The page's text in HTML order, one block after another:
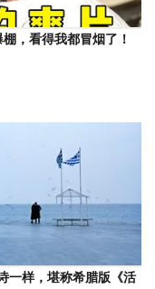
，看得我都冒烟了！
一样，堪称希腊版《活